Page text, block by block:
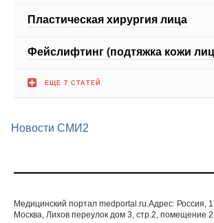
Новости СМИ2
Москва, Лихов переулок дом 3, стр.2, помещение 2
использование материалов допускается только с
письменногосогласия редакции.